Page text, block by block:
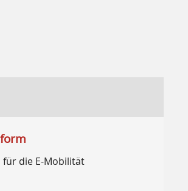
die E-Mobilität